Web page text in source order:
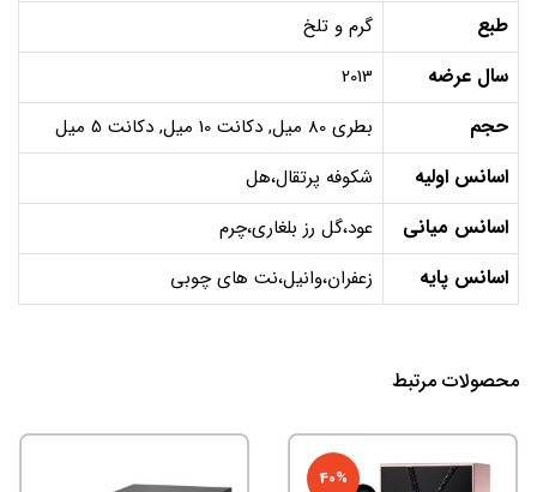
طبع گرم و تلخ
سال عرضه 2013
حجم بطری 80 میل, دکانت 10 میل, دکانت 5 میل
اسانس اولیه شکوفه پرتقال،هل
اسانس میانی عود،گل رز بلغاری،چرم
اسانس پایه زعفران،وانیل،نت های چوبی
محصولات مرتبط
40%